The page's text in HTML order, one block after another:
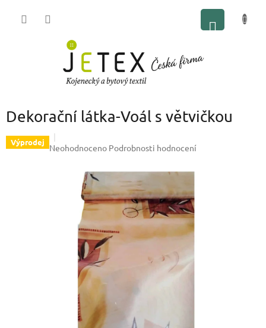
Dekorační látka-Voál s větvičkou
Výprodej Průměrné
hvězdiček.
Neohodnoceno Podrobnosti hodnocení